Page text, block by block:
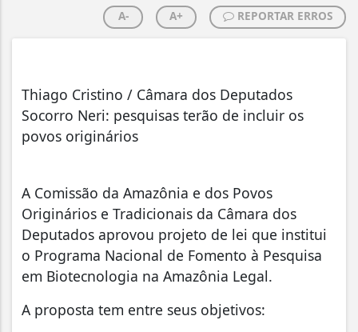
A- A+ REPORTAR ERROS
Thiago Cristino / Câmara dos Deputados
Socorro Neri: pesquisas terão de incluir os
povos originários
A Comissão da Amazônia e dos Povos
Originários e Tradicionais da Câmara dos
Deputados aprovou projeto de lei que institui
o Programa Nacional de Fomento à Pesquisa
em Biotecnologia na Amazônia Legal.
A proposta tem entre seus objetivos: